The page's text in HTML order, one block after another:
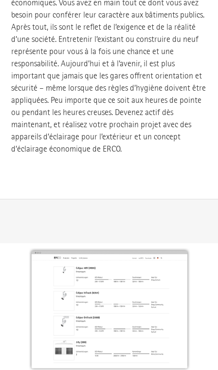
économiques. Vous avez en main tout ce dont vous avez
besoin pour conférer leur caractère aux bâtiments publics.
Après tout, ils sont le reflet de l’exigence et de la réalité
d’une société. Entretenir l’existant ou construire du neuf
représente pour vous à la fois une chance et une
responsabilité. Aujourd’hui et à l’avenir, il est plus
important que jamais que les gares offrent orientation et
sécurité – même lorsque des règles d’hygiène doivent être
appliquées. Peu importe que ce soit aux heures de pointe
ou pendant les heures creuses. Devenez actif dès
maintenant, et réalisez votre prochain projet avec des
appareils d’éclairage pour l’extérieur et un concept
d’éclairage économique de ERCO.